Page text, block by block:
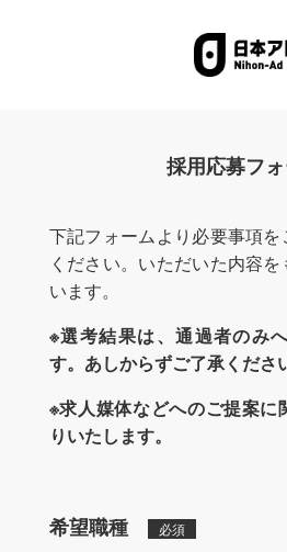
採用応募フ
下記フォームより必要事項
ください。いただいた内容
います。
※選考結果は、通過者のみ
す。あしからずご了承くださ
※求人媒体などへのご提案に
りいたします。
希望職種 必須